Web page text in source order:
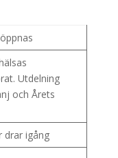
Utdelning
och Årets
drar igång